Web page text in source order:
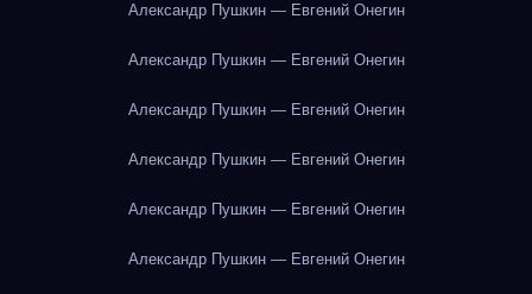
Александр Пушкин — Евгений Онегин
Александр Пушкин — Евгений Онегин
Александр Пушкин — Евгений Онегин
Александр Пушкин — Евгений Онегин
Александр Пушкин — Евгений Онегин
Александр Пушкин — Евгений Онегин